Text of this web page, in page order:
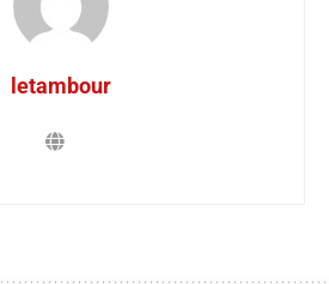
letambour